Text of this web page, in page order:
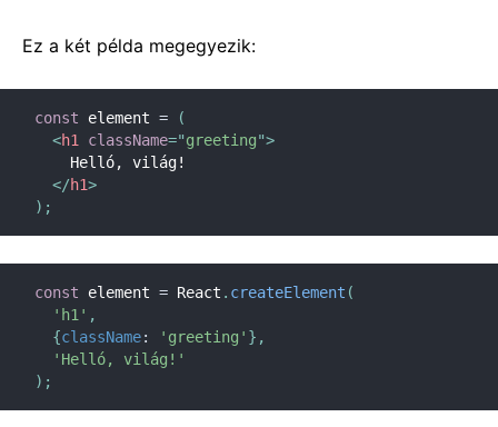
Ez a két példa megegyezik:
const element =
(
<h1 className="greeting">
</h1>
) ;
const element = React . createElement (
'h1' ,
{className: 'greeting' } ,
'Helló, világ!'
) ;